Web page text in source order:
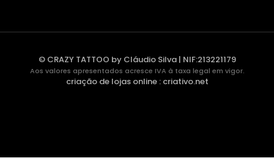
© CRAZY TATTOO by Cláudio Silva | NIF:213221179
Aos valores apresentados acresce IVA à taxa legal em vigor.
criação de lojas online: criativo.net